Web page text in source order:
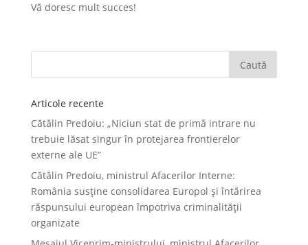
Vă doresc mult succes!
Articole recente
Cătălin Predoiu: „Niciun stat de primă intrare nu
trebuie lăsat singur în protejarea frontierelor
externe ale UE”
Cătălin Predoiu, ministrul Afacerilor Interne:
România susține consolidarea Europol și întărirea
răspunsului european împotriva criminalității
organizate